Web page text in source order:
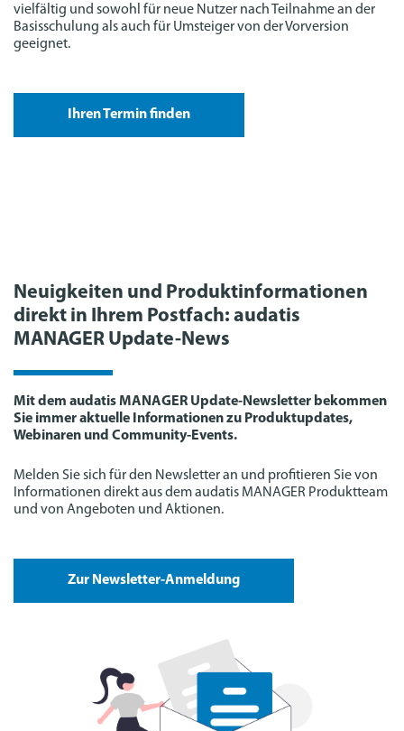
vielfältig und sowohl für neue Nutzer nach Teilnahme an der
Basisschulung als auch für Umsteiger von der Vorversion
geeignet.
Ihren Termin finden
Neuigkeiten und Produktinformationen
direkt in Ihrem Postfach: audatis
MANAGER Update-News
Mit dem audatis MANAGER Update-Newsletter bekommen
Sie immer aktuelle Informationen zu Produktupdates,
Webinaren und Community-Events.
Melden Sie sich für den Newsletter an und profitieren Sie von
Informationen direkt aus dem audatis MANAGER Produktteam
und von Angeboten und Aktionen.
Zur Newsletter-Anmeldung